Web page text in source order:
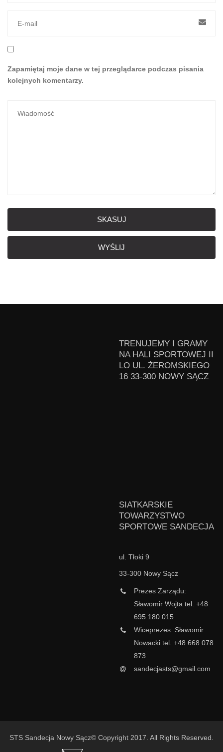
Zapamiętaj moje dane w tej przeglądarce podczas pisania
kolejnych komentarzy.
SKASUJ
WYŚLIJ
TRENUJEMY I GRAMY
NA HALI SPORTOWEJ II
LO UL. ŻEROMSKIEGO
16 33-300 NOWY SĄCZ
SIATKARSKIE
TOWARZYSTWO
SPORTOWE SANDECJA
ul. Tłoki 9
33-300 Nowy Sącz
Prezes Zarządu:
Sławomir Wojta tel. +48
695 180 015
Wiceprezes: Sławomir
Nowacki tel. +48 668 078
873
sandecjasts@gmail.com
STS Sandecja Nowy Sącz© Copyright 2017. All Rights Reserved.